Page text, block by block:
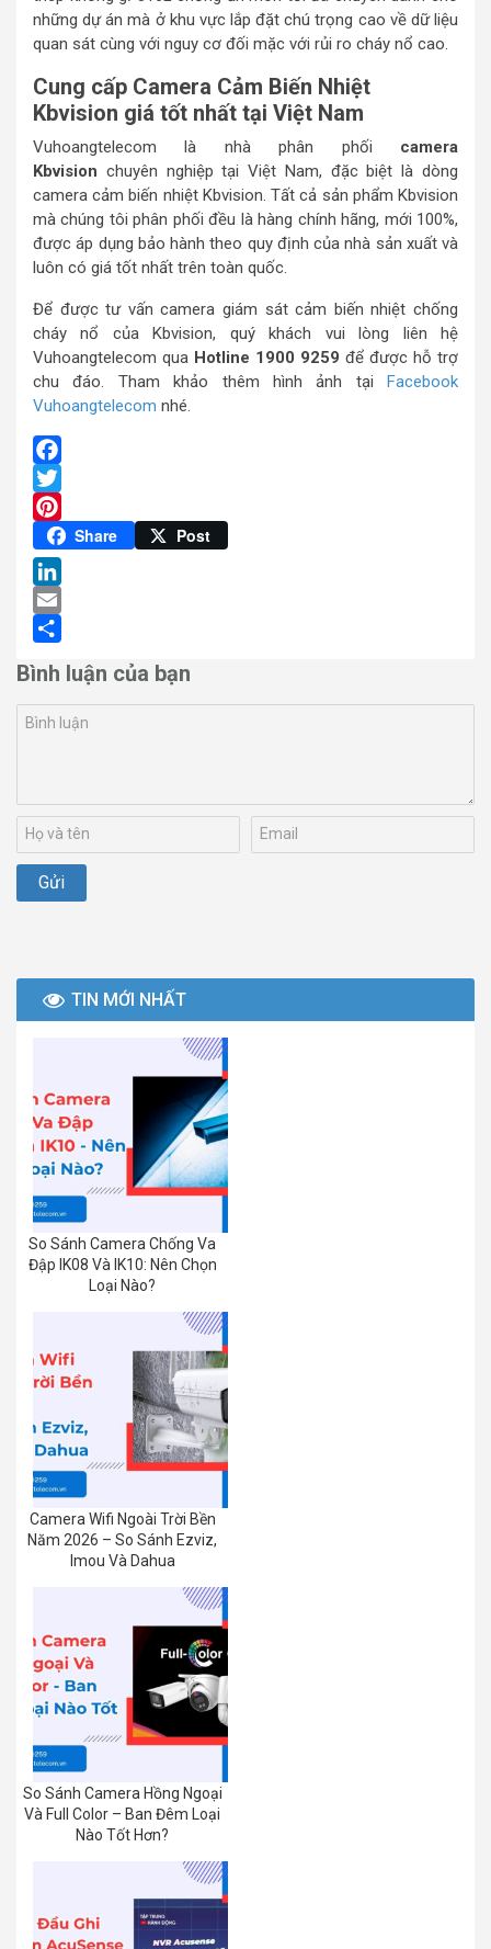
những dự án mà ở khu vực lắp đặt chú trọng cao về dữ liệu
quan sát cùng với nguy cơ đối mặc với rủi ro cháy nổ cao.
Cung cấp Camera Cảm Biến Nhiệt
Kbvision giá tốt nhất tại Việt Nam
Vuhoangtelecom là nhà phân phối camera
Kbvision chuyên nghiệp tại Việt Nam, đặc biệt là dòng
camera cảm biến nhiệt Kbvision. Tất cả sản phẩm Kbvision
mà chúng tôi phân phối đều là hàng chính hãng, mới 100%,
được áp dụng bảo hành theo quy định của nhà sản xuất và
luôn có giá tốt nhất trên toàn quốc.
Để được tư vấn camera giám sát cảm biến nhiệt chống
cháy nổ của Kbvision, quý khách vui lòng liên hệ
Vuhoangtelecom qua Hotline 1900 9259 để được hỗ trợ
chu đáo. Tham khảo thêm hình ảnh tại
Facebook
Vuhoangtelecom nhé.
Facebook
Twitter
Pinterest
Share Post
LinkedIn
Email
Bình luận của bạn
TIN MỚI NHẤT
So Sánh Camera Chống Va
Đập IK08 Và IK10: Nên Chọn
Loại Nào?
Camera Wifi Ngoài Trời Bền
Năm 2026 – So Sánh Ezviz,
Imou Và Dahua
So Sánh Camera Hồng Ngoại
Và Full Color – Ban Đêm Loại
Nào Tốt Hơn?